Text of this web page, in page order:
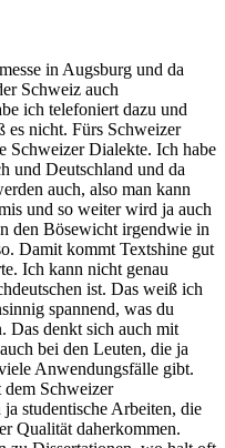
in Augsburg und da
Schweiz auch
ich telefoniert dazu und
nicht. Fürs Schweizer
Schweizer Dialekte. Ich habe
und Deutschland und da
auch, also man kann
und so weiter wird ja auch
den Bösewicht irgendwie in
Damit kommt Textshine gut
Ich kann nicht genau
ist. Das weiß ich
spannend, was du
Das denkt sich auch mit
bei den Leuten, die ja
Anwendungsfälle gibt.
dem Schweizer
studentische Arbeiten, die
Qualität daherkommen.